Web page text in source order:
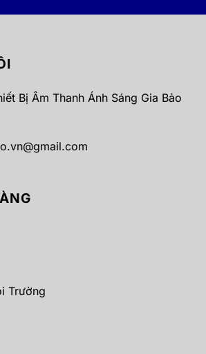
Bị Âm Thanh Ánh Sáng Gia Bảo
Trường